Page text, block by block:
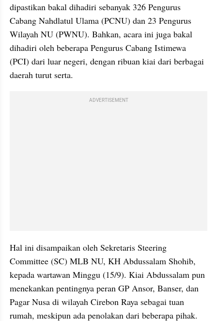
dipastikan bakal dihadiri sebanyak 326 Pengurus
Cabang Nahdlatul Ulama (PCNU) dan 23 Pengurus
Wilayah NU (PWNU). Bahkan, acara ini juga bakal
dihadiri oleh beberapa Pengurus Cabang Istimewa
(PCI) dari luar negeri, dengan ribuan kiai dari berbagai
daerah turut serta.
ADVERTISEMENT
Hal ini disampaikan oleh Sekretaris Steering
Committee (SC) MLB NU, KH Abdussalam Shohib,
kepada wartawan Minggu (15/9). Kiai Abdussalam pun
menekankan pentingnya peran GP Ansor, Banser, dan
Pagar Nusa di wilayah Cirebon Raya sebagai tuan
rumah, meskipun ada penolakan dari beberapa pihak.